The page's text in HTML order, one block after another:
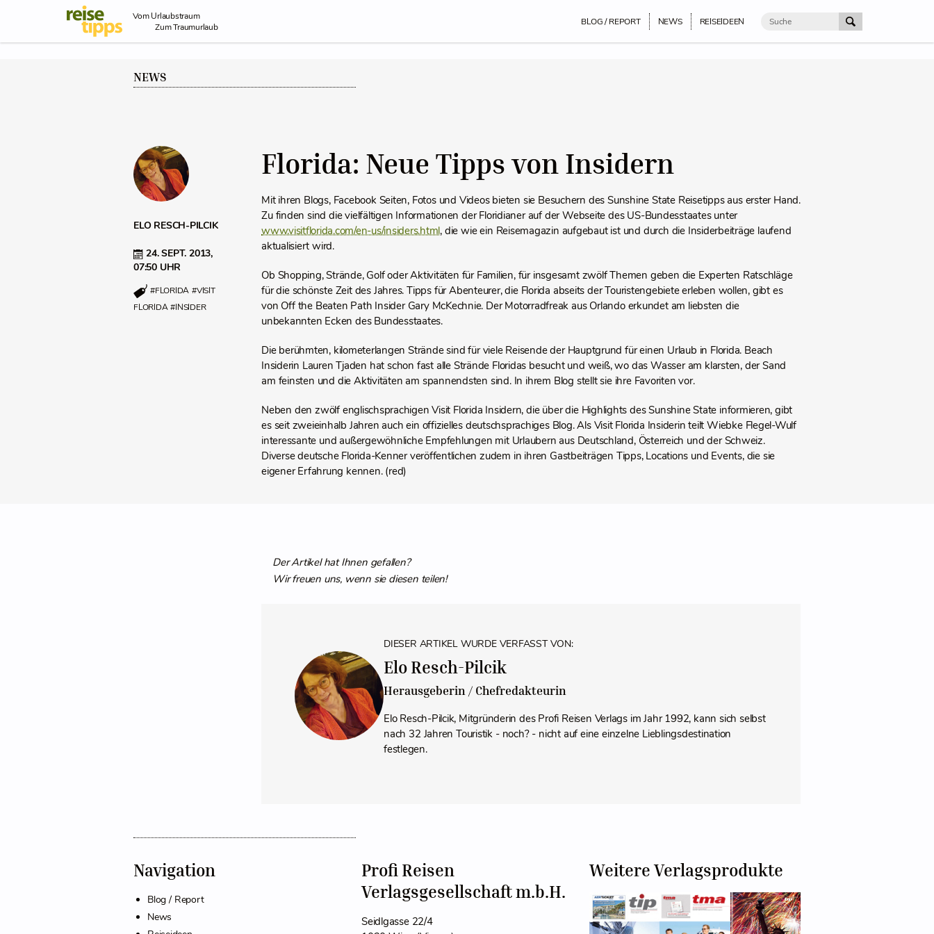
Skip to Content
Vom Urlaubstraum
Zum Traumurlaub
BLOG / REPORT NEWS REISEIDEEN
NEWS
ELO RESCH-PILCIK
24. SEPT. 2013,
07:50 UHR
#FLORIDA #VISIT
FLORIDA #INSIDER
Florida: Neue Tipps von Insidern
Mit ihren Blogs, Facebook Seiten, Fotos und Videos bieten sie Besuchern des Sunshine State Reisetipps aus erster Hand.
Zu finden sind die vielfältigen Informationen der Floridianer auf der Webseite des US-Bundesstaates unter
www.visitflorida.com/en-us/insiders.html, die wie ein Reisemagazin aufgebaut ist und durch die Insiderbeiträge laufend
aktualisiert wird.
Ob Shopping, Strände, Golf oder Aktivitäten für Familien, für insgesamt zwölf Themen geben die Experten Ratschläge
für die schönste Zeit des Jahres. Tipps für Abenteurer, die Florida abseits der Touristengebiete erleben wollen, gibt es
von Off the Beaten Path Insider Gary McKechnie. Der Motorradfreak aus Orlando erkundet am liebsten die
unbekannten Ecken des Bundesstaates.
Die berühmten, kilometerlangen Strände sind für viele Reisende der Hauptgrund für einen Urlaub in Florida. Beach
Insiderin Lauren Tjaden hat schon fast alle Strände Floridas besucht und weiß, wo das Wasser am klarsten, der Sand
am feinsten und die Aktivitäten am spannendsten sind. In ihrem Blog stellt sie ihre Favoriten vor.
Neben den zwölf englischsprachigen Visit Florida Insidern, die über die Highlights des Sunshine State informieren, gibt
es seit zweieinhalb Jahren auch ein offizielles deutschsprachiges Blog. Als Visit Florida Insiderin teilt Wiebke Flegel-Wulf
interessante und außergewöhnliche Empfehlungen mit Urlaubern aus Deutschland, Österreich und der Schweiz.
Diverse deutsche Florida-Kenner veröffentlichen zudem in ihren Gastbeiträgen Tipps, Locations und Events, die sie
eigener Erfahrung kennen. (red)
Der Artikel hat Ihnen gefallen?
Wir freuen uns, wenn sie diesen teilen!
DIESER ARTIKEL WURDE VERFASST VON:
Elo Resch-Pilcik
Herausgeberin / Chefredakteurin
Elo Resch-Pilcik, Mitgründerin des Profi Reisen Verlags im Jahr 1992, kann sich selbst
nach 32 Jahren Touristik - noch? - nicht auf eine einzelne Lieblingsdestination
festlegen.
Navigation
Blog / Report
News
Profi Reisen
Verlagsgesellschaft m.b.H.
Seidlgasse 22/4
Weitere Verlagsprodukte